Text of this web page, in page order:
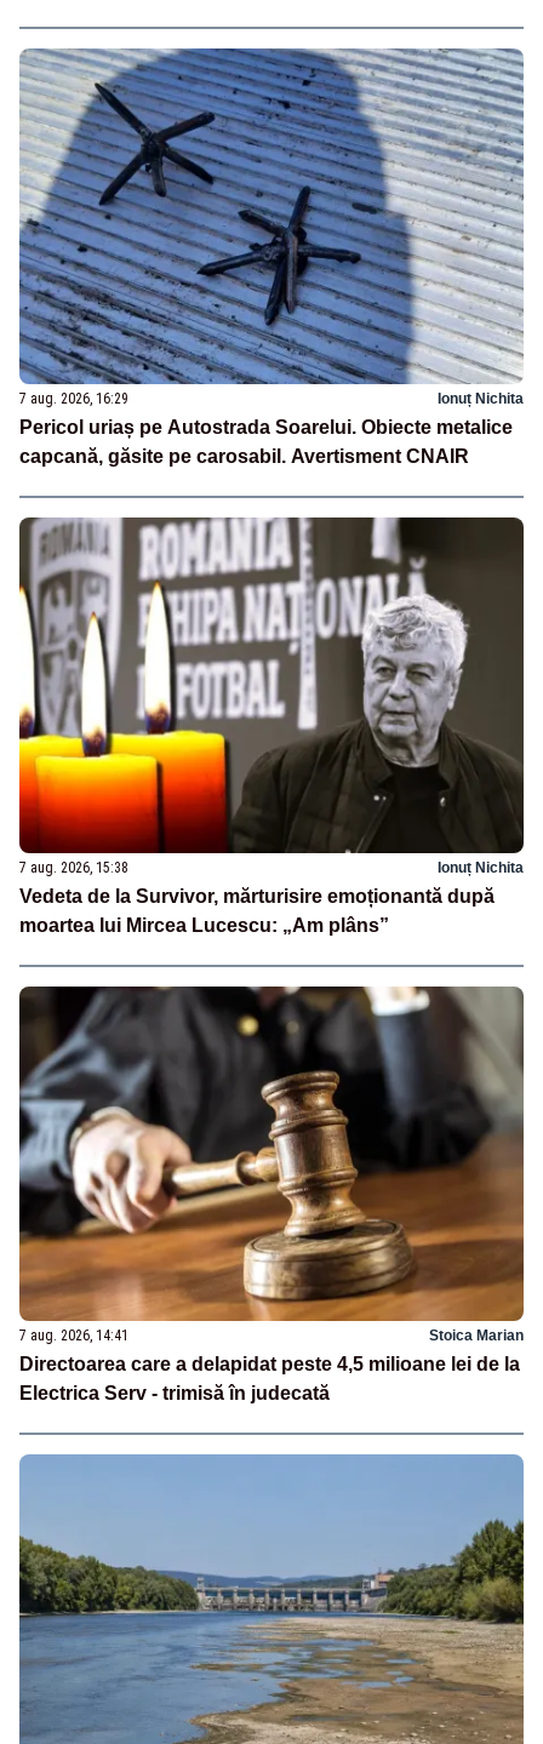
7 aug. 2026, 16:29 Ionuț Nichita
Pericol uriaș pe Autostrada Soarelui. Obiecte metalice
capcană, găsite pe carosabil. Avertisment CNAIR
7 aug. 2026, 15:38 Ionuț Nichita
Vedeta de la Survivor, mărturisire emoționantă după
moartea lui Mircea Lucescu: „Am plâns”
7 aug. 2026, 14:41 Stoica Marian
Directoarea care a delapidat peste 4,5 milioane lei de la
Electrica Serv - trimisă în judecată